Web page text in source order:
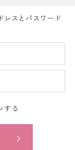
レスとパスワード
する